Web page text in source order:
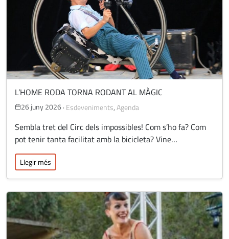
L’HOME RODA TORNA RODANT AL MÀGIC
26 juny 2026· Esdeveniments,Agenda
Sembla tret del Circ dels impossibles! Com s’ho fa? Com
pot tenir tanta facilitat amb la bicicleta? Vine…
Llegir més